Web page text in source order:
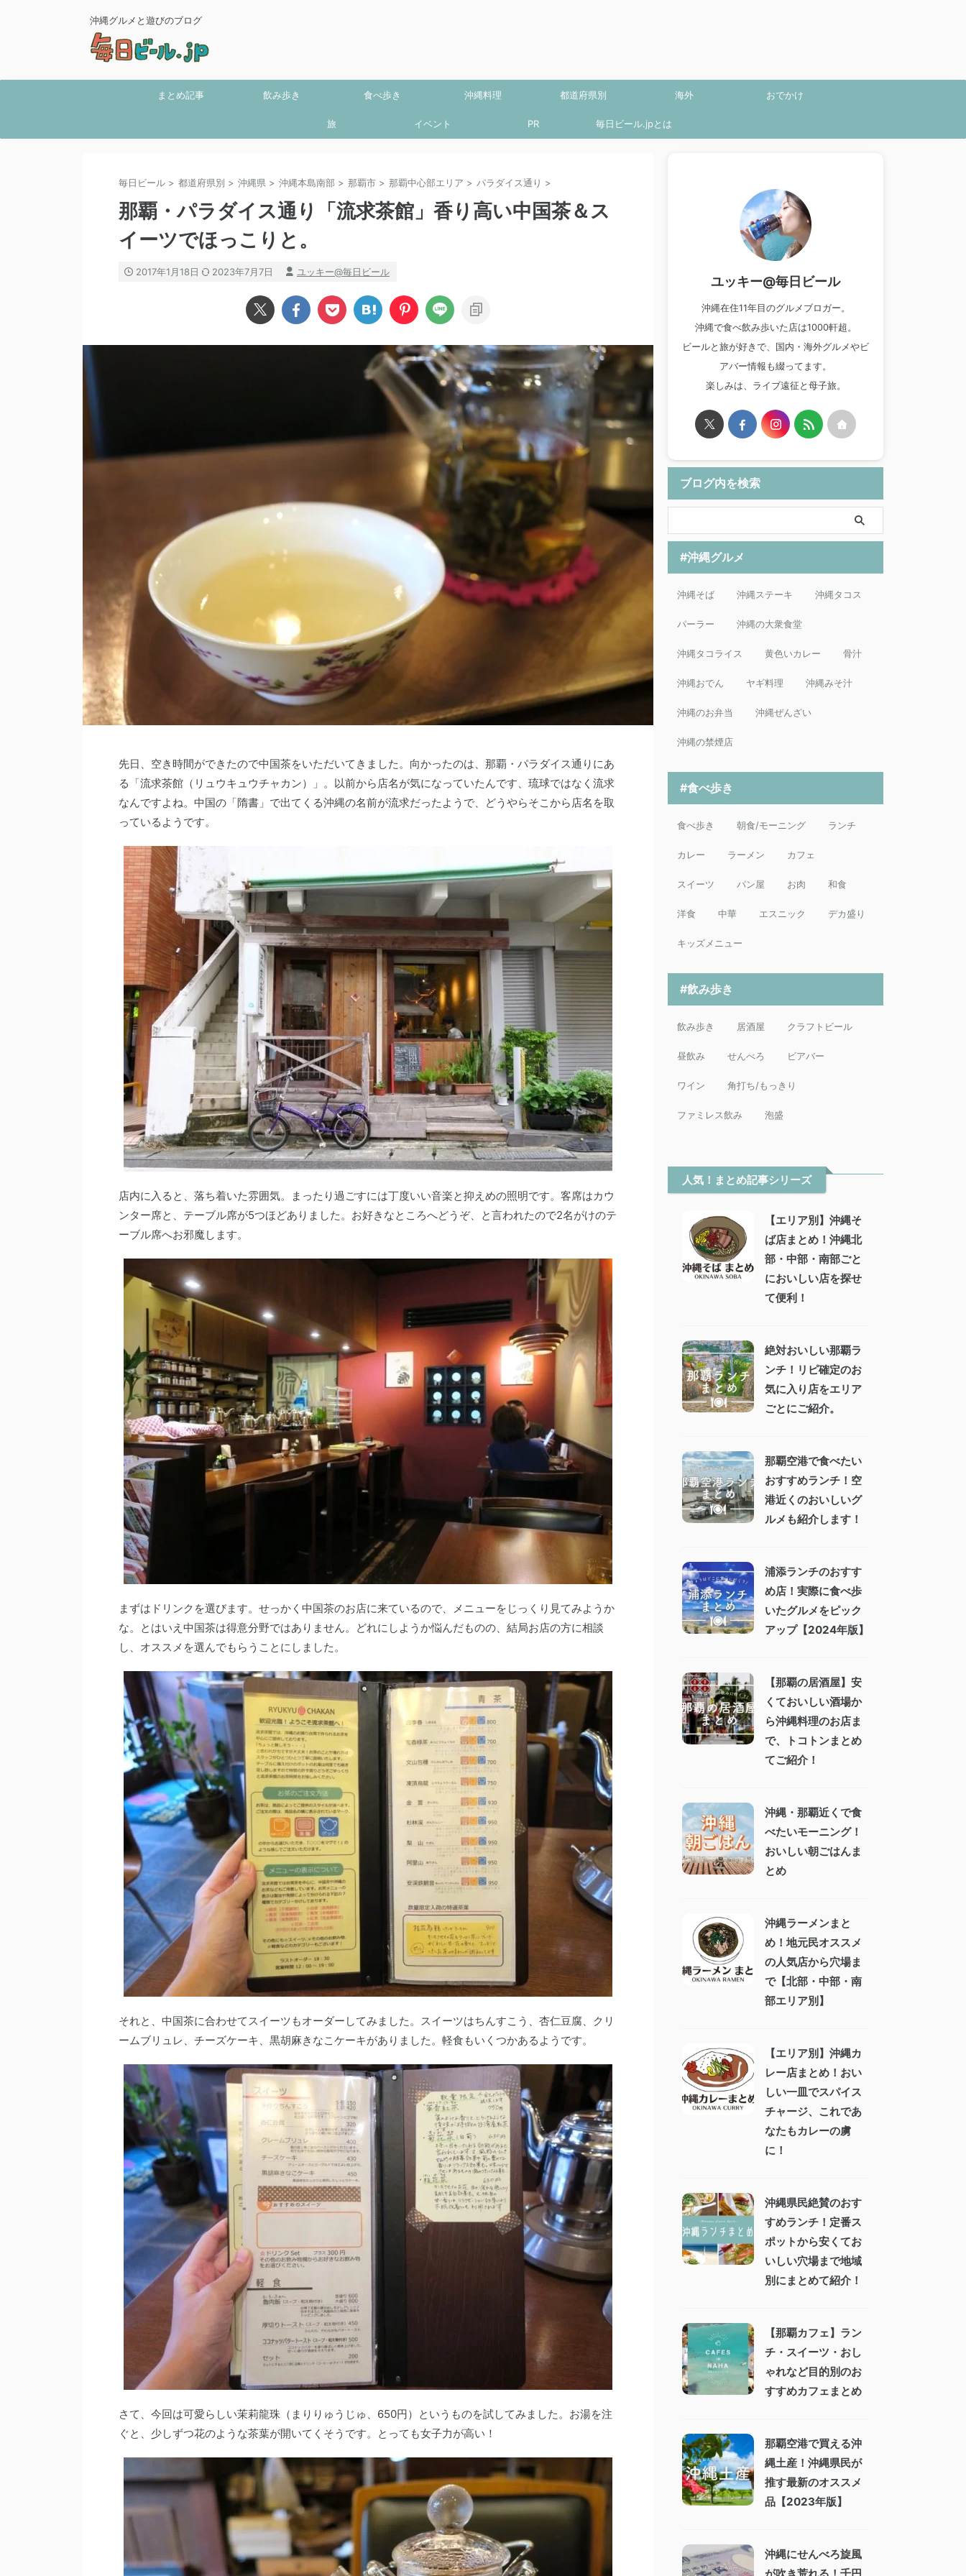
沖縄グルメと遊びのブログ
まとめ記事 飲み歩き 食べ歩き 沖縄料理 都道府県別 海外 おでかけ
旅 イベント PR 毎日ビール.jpとは
毎日ビール > 都道府県別 > 沖縄県 > 沖縄本島南部 > 那覇市 > 那覇中心部エリア > パラダイス通り >
那覇・パラダイス通り「流求茶館」香り高い中国茶＆ス
イーツでほっこりと。
2017年1月18日 2023年7月7日 ユッキー@毎日ビール
先日、空き時間ができたので中国茶をいただいてきました。向かったのは、那覇・パラダイス通りにあ
る「流求茶館（リュウキュウチャカン）」。以前から店名が気になっていたんです、琉球ではなく流求
なんですよね。中国の「隋書」で出てくる沖縄の名前が流求だったようで、どうやらそこから店名を取
っているようです。
店内に入ると、落ち着いた雰囲気。まったり過ごすには丁度いい音楽と抑えめの照明です。客席はカウ
ンター席と、テーブル席が5つほどありました。お好きなところへどうぞ、と言われたので2名がけのテ
ーブル席へお邪魔します。
まずはドリンクを選びます。せっかく中国茶のお店に来ているので、メニューをじっくり見てみようか
な。とはいえ中国茶は得意分野ではありません。どれにしようか悩んだものの、結局お店の方に相談
し、オススメを選んでもらうことにしました。
それと、中国茶に合わせてスイーツもオーダーしてみました。スイーツはちんすこう、杏仁豆腐、クリ
ームブリュレ、チーズケーキ、黒胡麻きなこケーキがありました。軽食もいくつかあるようです。
さて、今回は可愛らしい茉莉龍珠（まりりゅうじゅ、650円）というものを試してみました。お湯を注
ぐと、少しずつ花のような茶葉が開いてくそうです。とっても女子力が高い！
ユッキー@毎日ビール
沖縄在住11年目のグルメブロガー。
沖縄で食べ飲み歩いた店は1000軒超。
ビールと旅が好きで、国内・海外グルメやビ
アバー情報も綴ってます。
楽しみは、ライブ遠征と母子旅。
ブログ内を検索
#沖縄グルメ
沖縄そば 沖縄ステーキ 沖縄タコス
パーラー 沖縄の大衆食堂
沖縄タコライス 黄色いカレー 骨汁
沖縄おでん ヤギ料理 沖縄みそ汁
沖縄のお弁当 沖縄ぜんざい
沖縄の禁煙店
#食べ歩き
食べ歩き 朝食/モーニング ランチ
カレー ラーメン カフェ
スイーツ パン屋 お肉 和食
洋食 中華 エスニック デカ盛り
キッズメニュー
#飲み歩き
飲み歩き 居酒屋 クラフトビール
昼飲み せんべろ ビアバー
ワイン 角打ち/もっきり
ファミレス飲み 泡盛
人気！まとめ記事シリーズ
【エリア別】沖縄そ
ば店まとめ！沖縄北
部・中部・南部ごと
においしい店を探せ
て便利！
絶対おいしい那覇ラ
ンチ！リピ確定のお
気に入り店をエリア
ごとにご紹介。
那覇空港で食べたい
おすすめランチ！空
港近くのおいしいグ
ルメも紹介します！
浦添ランチのおすす
め店！実際に食べ歩
いたグルメをピック
アップ【2024年版】
【那覇の居酒屋】安
くておいしい酒場か
ら沖縄料理のお店ま
で、トコトンまとめ
てご紹介！
沖縄・那覇近くで食
べたいモーニング！
おいしい朝ごはんま
とめ
沖縄ラーメンまと
め！地元民オススメ
の人気店から穴場ま
で【北部・中部・南
部エリア別】
【エリア別】沖縄カ
レー店まとめ！おい
しい一皿でスパイス
チャージ、これであ
なたもカレーの虜
に！
沖縄県民絶賛のおす
すめランチ！定番ス
ポットから安くてお
いしい穴場まで地域
別にまとめて紹介！
【那覇カフェ】ラン
チ・スイーツ・おし
ゃれなど目的別のお
すすめカフェまとめ
那覇空港で買える沖
縄土産！沖縄県民が
推す最新のオススメ
品【2023年版】
沖縄にせんべろ旋風